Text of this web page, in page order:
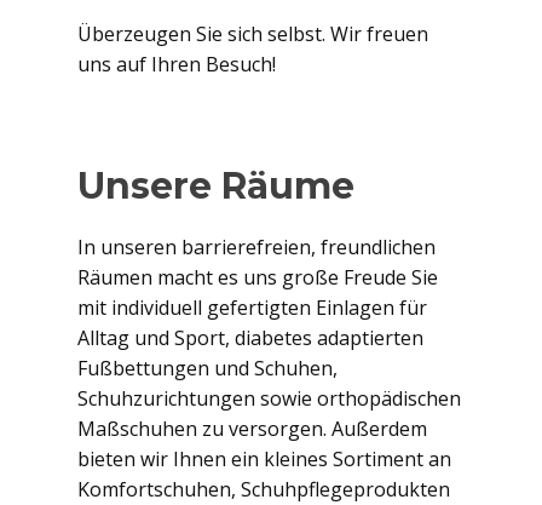
Überzeugen Sie sich selbst. Wir freuen
uns auf Ihren Besuch!
Unsere Räume
In unseren barrierefreien, freundlichen
Räumen macht es uns große Freude Sie
mit individuell gefertigten Einlagen für
Alltag und Sport, diabetes adaptierten
Fußbettungen und Schuhen,
Schuhzurichtungen sowie orthopädischen
Maßschuhen zu versorgen. Außerdem
bieten wir Ihnen ein kleines Sortiment an
Komfortschuhen, Schuhpflegeprodukten